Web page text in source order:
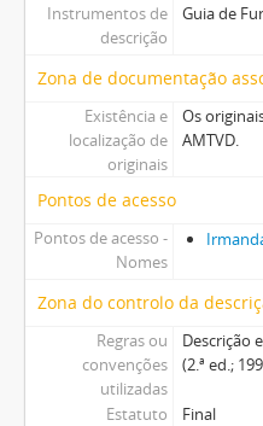
Instrumentos de
descrição
Guia de
Zona de documentação
Existência e
localização de
originais
Os
AMTVD.
Pontos de acesso
Pontos de acesso -
Nomes
Zona do controlo da
Regras ou
convenções
utilizadas
Descrição
(2.ª ed.;
Estatuto
Final